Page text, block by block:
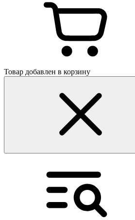
Товар добавлен в корзину